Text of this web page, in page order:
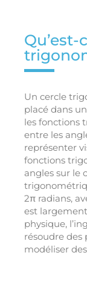
Qu’est-
Un cercle
placé dans
les fonctions
entre les
représenter
fonctions
angles sur le
2π radians,
est
physique,
résoudre
modéliser